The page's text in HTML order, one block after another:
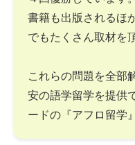
書籍も出版されるほ
でもたくさん取材を
これらの問題を全部
安の語学留学を提供
ードの『アフロ留学